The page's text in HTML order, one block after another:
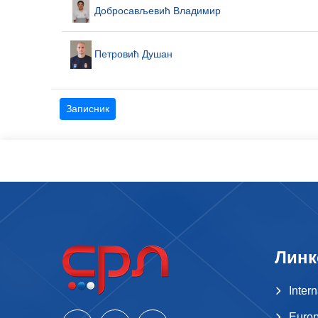
Добросављевић Владимир
Петровић Душан
Записник